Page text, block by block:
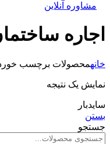
مشاوره آنلاین
اجاره
خانهمحصولات برچسب
نمایش یک نتیجه
سایدبار
بستن
جستجو